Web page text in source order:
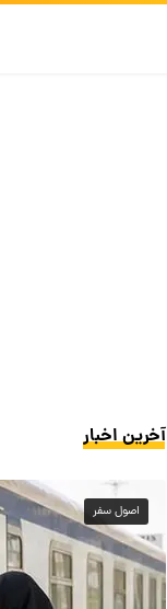
آخرین اخبار
اصول سفر